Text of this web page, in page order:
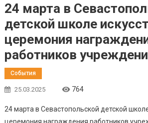
24 марта в
детской школе
церемония
работников
События
25.03.2025 764
24 марта в Севастопольской детской
церемония награждения работников